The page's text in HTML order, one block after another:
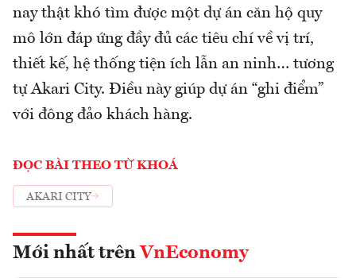
nay thật khó tìm được một dự án căn hộ quy
mô lớn đáp ứng đầy đủ các tiêu chí về vị trí,
thiết kế, hệ thống tiện ích lẫn an ninh… tương
tự Akari City. Điều này giúp dự án “ghi điểm”
với đông đảo khách hàng.
ĐỌC BÀI THEO TỪ KHOÁ
AKARI CITY
Mới nhất trên VnEconomy